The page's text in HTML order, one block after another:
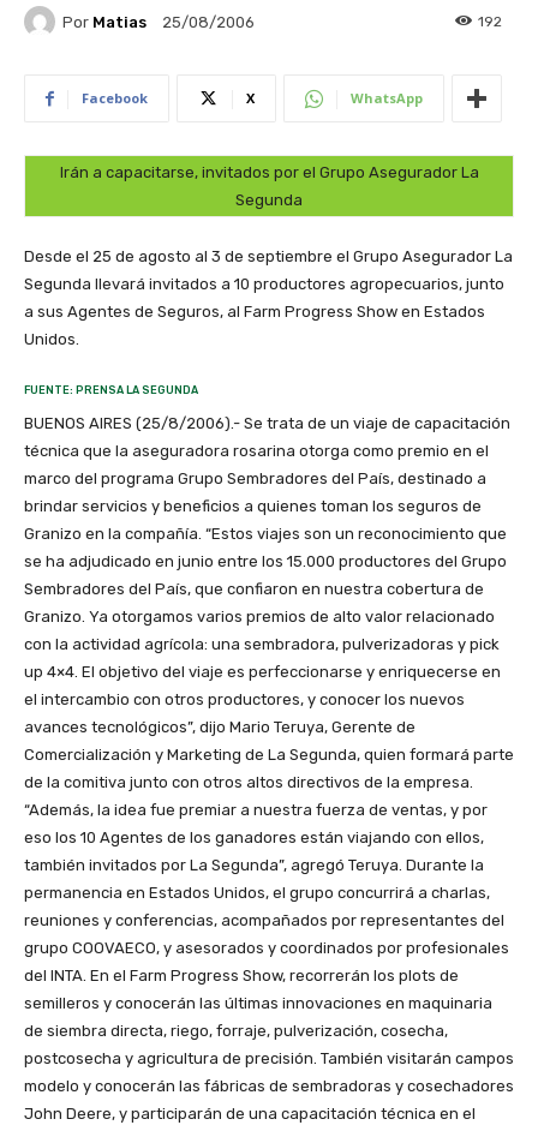
Por Matias 25/08/2006 192
Facebook X WhatsApp
Irán a capacitarse, invitados por el Grupo Asegurador La
Segunda
Desde el 25 de agosto al 3 de septiembre el Grupo Asegurador La
Segunda llevará invitados a 10 productores agropecuarios, junto
a sus Agentes de Seguros, al Farm Progress Show en Estados
Unidos.
FUENTE: PRENSA LA SEGUNDA
BUENOS AIRES (25/8/2006).- Se trata de un viaje de capacitación
técnica que la aseguradora rosarina otorga como premio en el
marco del programa Grupo Sembradores del País, destinado a
brindar servicios y beneficios a quienes toman los seguros de
Granizo en la compañía. “Estos viajes son un reconocimiento que
se ha adjudicado en junio entre los 15.000 productores del Grupo
Sembradores del País, que confiaron en nuestra cobertura de
Granizo. Ya otorgamos varios premios de alto valor relacionado
con la actividad agrícola: una sembradora, pulverizadoras y pick
up 4×4. El objetivo del viaje es perfeccionarse y enriquecerse en
el intercambio con otros productores, y conocer los nuevos
avances tecnológicos”, dijo Mario Teruya, Gerente de
Comercialización y Marketing de La Segunda, quien formará parte
de la comitiva junto con otros altos directivos de la empresa.
“Además, la idea fue premiar a nuestra fuerza de ventas, y por
eso los 10 Agentes de los ganadores están viajando con ellos,
también invitados por La Segunda”, agregó Teruya. Durante la
permanencia en Estados Unidos, el grupo concurrirá a charlas,
reuniones y conferencias, acompañados por representantes del
grupo COOVAECO, y asesorados y coordinados por profesionales
del INTA. En el Farm Progress Show, recorrerán los plots de
semilleros y conocerán las últimas innovaciones en maquinaria
de siembra directa, riego, forraje, pulverización, cosecha,
postcosecha y agricultura de precisión. También visitarán campos
modelo y conocerán las fábricas de sembradoras y cosechadores
John Deere, y participarán de una capacitación técnica en el